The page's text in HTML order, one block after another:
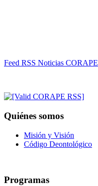
Feed RSS Noticias CORAPE
Quiénes somos
Misión y Visión
Código Deontológico
Programas